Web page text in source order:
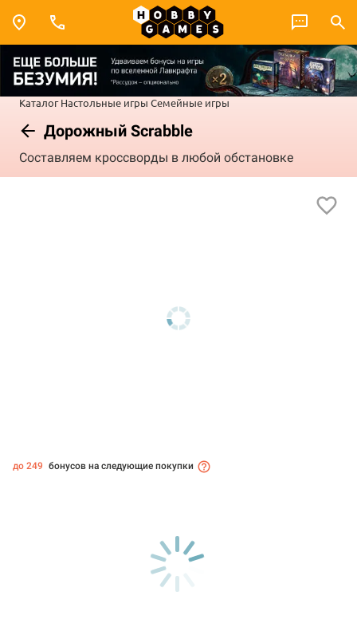
Каталог Настольные игры Семейные игры
Дорожный Scrabble
Составляем кроссворды в любой обстановке
до 249 бонусов на следующие покупки